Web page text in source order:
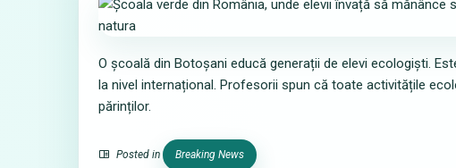
O școală din Botoșani educă generații de elevi ecologiști.
la nivel internațional. Profesorii spun că toate activitățile
părinților.
Posted in Breaking News